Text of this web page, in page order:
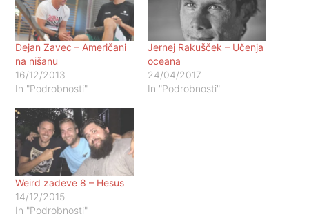
Dejan Zavec – Američani
na nišanu
16/12/2013
In "Podrobnosti"
Jernej Rakušček – Učenja
oceana
24/04/2017
In "Podrobnosti"
Weird zadeve 8 – Hesus
14/12/2015
In "Podrobnosti"